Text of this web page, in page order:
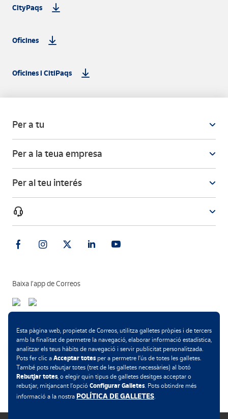
CityPaqs
Oficines
Oficines i CitiPaqs
Per a tu
Per a la teua empresa
Per al teu interés
Baixa l’app de Correos
Esta pàgina web, propietat de Correos, utilitza galletes pròpies i de tercers
amb la finalitat de permetre la navegació, elaborar informació estadística,
analitzar els teus hàbits de navegació i servir publicitat personalitzada.
Pots fer clic a Acceptar totesper a permetre l’ús de totes les galletes.
També pots rebutjar totes (tret de les galletes necessàries) al botó
Rebutjar totes, o elegir quin tipus de galletes desitges acceptar o
rebutjar, mitjançant l’opció Configurar Galletes. Pots obtindre més
informació a la nostra POLÍTICA DE GALLETES.